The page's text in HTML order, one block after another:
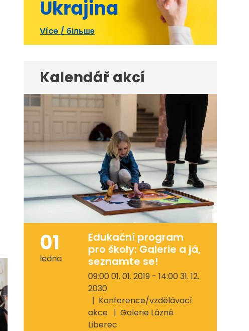
Ukrajina
Více / більше
Kalendář akcí
01
ledna
Edukační program
pro školy: Galerie a já,
seznamte se!
09:00 01. 01. 2019 - 14:00 31. 12.
2030
Konference/vzdělávací
akce
Galerie Lázně
Liberec